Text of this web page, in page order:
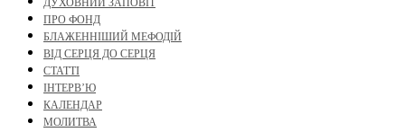
ДУХОВНИЙ ЗАПОВІТ
ПРО ФОНД
БЛАЖЕННІШИЙ МЕФОДІЙ
ВІД СЕРЦЯ ДО СЕРЦЯ
СТАТТІ
ІНТЕРВ’Ю
КАЛЕНДАР
МОЛИТВА